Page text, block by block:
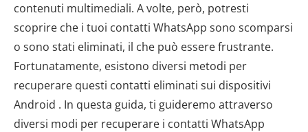
contenuti multimediali. A volte, però, potresti
scoprire che i tuoi contatti WhatsApp sono scomparsi
o sono stati eliminati, il che può essere frustrante.
Fortunatamente, esistono diversi metodi per
recuperare questi contatti eliminati sui dispositivi
Android . In questa guida, ti guideremo attraverso
diversi modi per recuperare i contatti WhatsApp